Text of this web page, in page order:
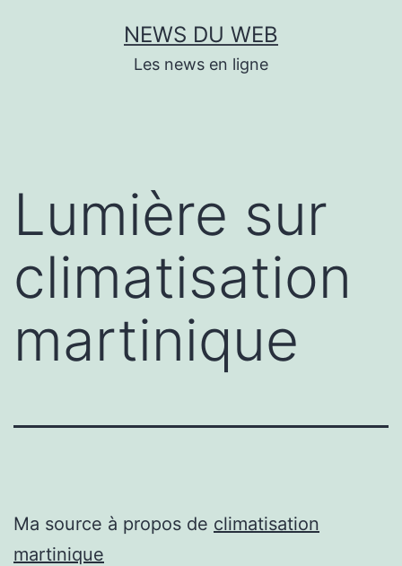
NEWS DU WEB
Les news en ligne
Lumière sur
climatisation
martinique
Ma source à propos de climatisation
martinique